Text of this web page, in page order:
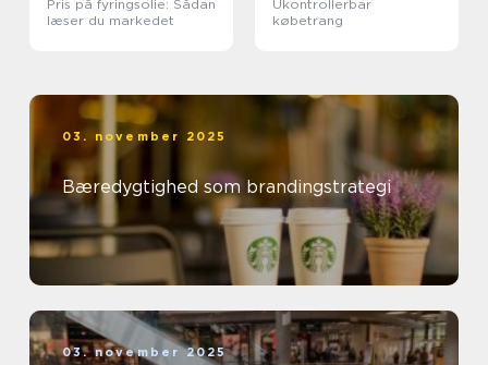
Pris på fyringsolie: Sådan
læser du markedet
Ukontrollerbar
købetrang
03. november 2025
Bæredygtighed som brandingstrategi
03. november 2025